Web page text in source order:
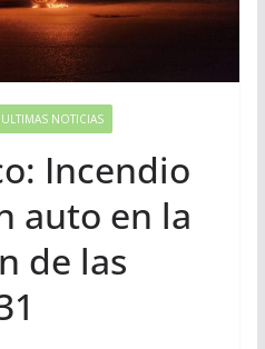
ULTIMAS NOTICIAS
Incendio
auto en la
de las